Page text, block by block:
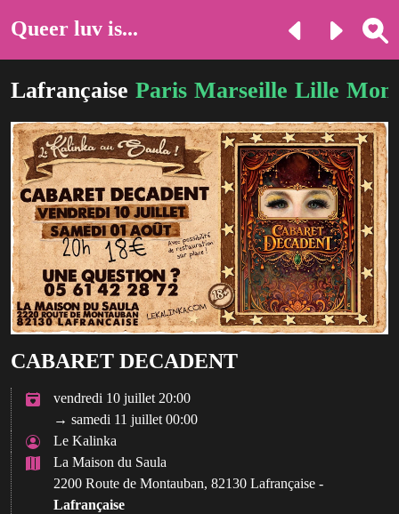
Queer luv is...
Lafrançaise Paris Marseille Lille
CABARET DECADENT
vendredi 10 juillet 20:00
→ samedi 11 juillet 00:00
Le Kalinka
La Maison du Saula
2200 Route de Montauban, 82130 Lafrançaise -
Lafrançaise